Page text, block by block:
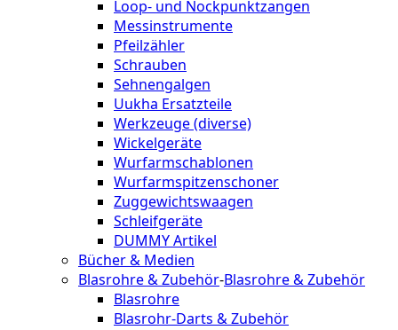
Loop- und Nockpunktzangen
Messinstrumente
Pfeilzähler
Schrauben
Sehnengalgen
Uukha Ersatzteile
Werkzeuge (diverse)
Wickelgeräte
Wurfarmschablonen
Wurfarmspitzenschoner
Zuggewichtswaagen
Schleifgeräte
DUMMY Artikel
Bücher & Medien
Blasrohre & Zubehör-Blasrohre & Zubehör
Blasrohre
Blasrohr-Darts & Zubehör